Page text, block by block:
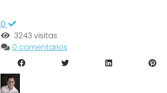
0
3243 visitas
0 comentarios